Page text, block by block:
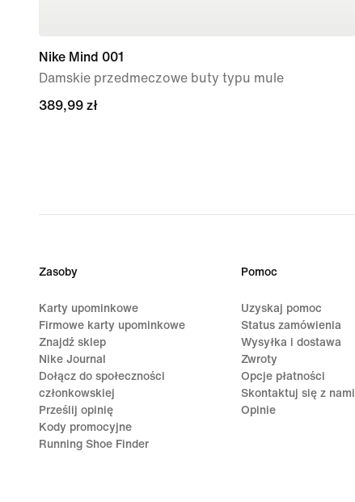
Nike Mind 001
Damskie przedmeczowe buty typu mule
389,99 zł
389,99 zł
Zasoby
Karty upominkowe
Firmowe karty upominkowe
Znajdź sklep
Nike Journal
Dołącz do społeczności
członkowskiej
Prześlij opinię
Kody promocyjne
Running Shoe Finder
Pomoc
Uzyskaj pomoc
Status zamówienia
Wysyłka i dostawa
Zwroty
Opcje płatności
Skontaktuj się z nami
Opinie